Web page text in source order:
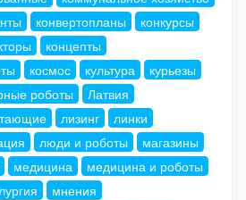
конвертопланы
конкурсы
концепты
космос культура
курьезы
роботы
Латвия
лизинг
линки
люди и роботы
магазины
медицина
медицина и роботы
мнения